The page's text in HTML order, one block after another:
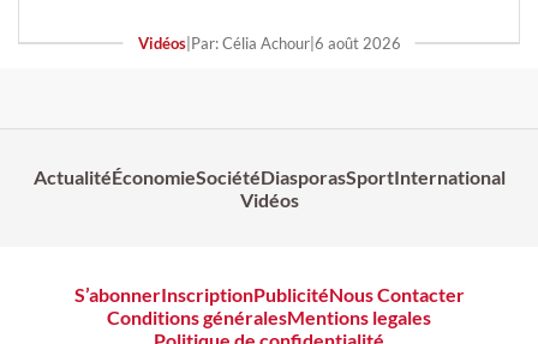
Vidéos| Par: Célia Achour| 6 août 2026
ActualitéÉconomieSociétéDiasporasSportInternational
Vidéos
S’abonnerInscriptionPublicitéNous Contacter
Conditions généralesMentions legales